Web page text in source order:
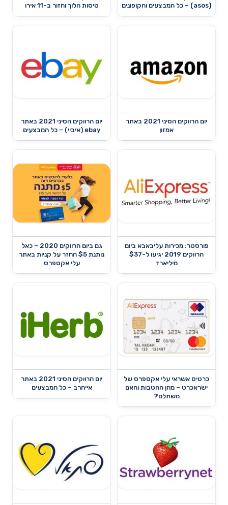
(asos) – כל המבצעים והקופונים
טיסות הלוך וחזור ב-11 אירו
יום הרווקים הסיני 2021 באתר
אמזון
יום הרווקים הסיני 2021 באתר
ebay (איביי) – כל המבצעים
פורסטר: מכירות עליבאבא ביום
הרווקים 2019 יגיעו ל-$37
מיליארד
גם ביום הרווקים 2020 – כאל
נותנת $5 החזר על קניות באתר
עלי אקספרס
כרטיס אשראי עלי אקספרס של
ישראכרט – מהן ההטבות והאם
משתלם?
יום הרווקים הסיני 2021 באתר
אייהרב – כל המבצעים